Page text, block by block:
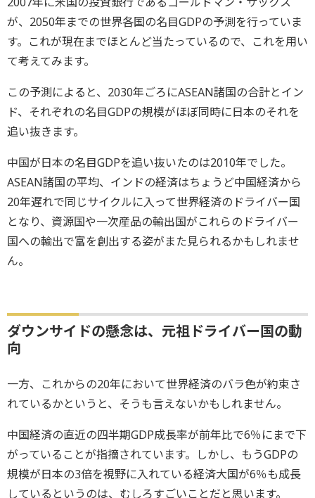
が、2050年までの世界各国の名目GDPの予測を行っていま
す。これが現在までほとんど当たっているので、これを用い
て考えてみます。
この予測によると、2030年ごろにASEAN諸国の合計とイン
ド、それぞれの名目GDPの規模がほぼ同時に日本のそれを
追い抜きます。
中国が日本の名目GDPを追い抜いたのは2010年でした。
ASEAN諸国の平均、インドの経済はちょうど中国経済から
20年遅れで同じサイクルに入って世界経済のドライバー国
となり、資源国や一次産品の輸出国がこれらのドライバー
国への輸出で富を創出する姿がまた見られるかもしれませ
ん。
ダウンサイドの懸念は、元祖ドライバー国の動
向
一方、これからの20年において世界経済のバラ色が約束さ
れているかというと、そうも言えないかもしれません。
中国経済の直近の四半期GDP成長率が前年比で6％にまで下
がっていることが指摘されています。しかし、もうGDPの
規模が日本の3倍を視野に入れている経済大国が6％も成長
しているというのは、むしろすごいことだと思います。